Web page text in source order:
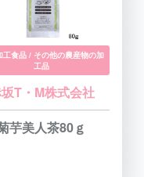
工食品 / その他の農産物の加
工品
T・M株式会社
芋美人茶80ｇ